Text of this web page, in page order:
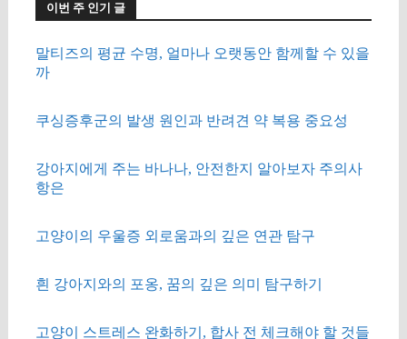
이번 주 인기 글
말티즈의 평균 수명, 얼마나 오랫동안 함께할 수 있을
까
쿠싱증후군의 발생 원인과 반려견 약 복용 중요성
강아지에게 주는 바나나, 안전한지 알아보자 주의사
항은
고양이의 우울증 외로움과의 깊은 연관 탐구
흰 강아지와의 포옹, 꿈의 깊은 의미 탐구하기
고양이 스트레스 완화하기, 합사 전 체크해야 할 것들